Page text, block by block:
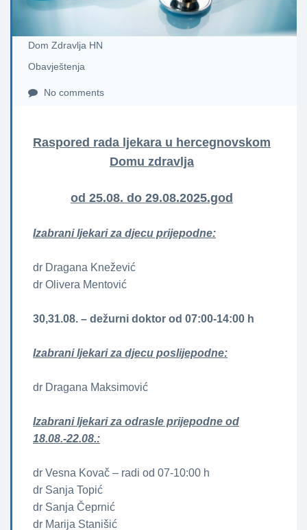
Dom Zdravlja HN
Obavještenja
No comments
Raspored rada ljekara u hercegnovskom
Domu zdravlja
od 25.08. do 29.08.2025.god
Izabrani ljekari za djecu prijepodne:
dr Dragana Knežević
dr Olivera Mentović
30,31.08. – dežurni doktor od 07:00-14:00 h
Izabrani ljekari za djecu poslijepodne:
dr Dragana Maksimović
Izabrani ljekari za odrasle prijepodne od
18.08.-22.08.:
dr Vesna Kovač – radi od 07-10:00 h
dr Sanja Topić
dr Sanja Čeprnić
dr Marija Stanišić